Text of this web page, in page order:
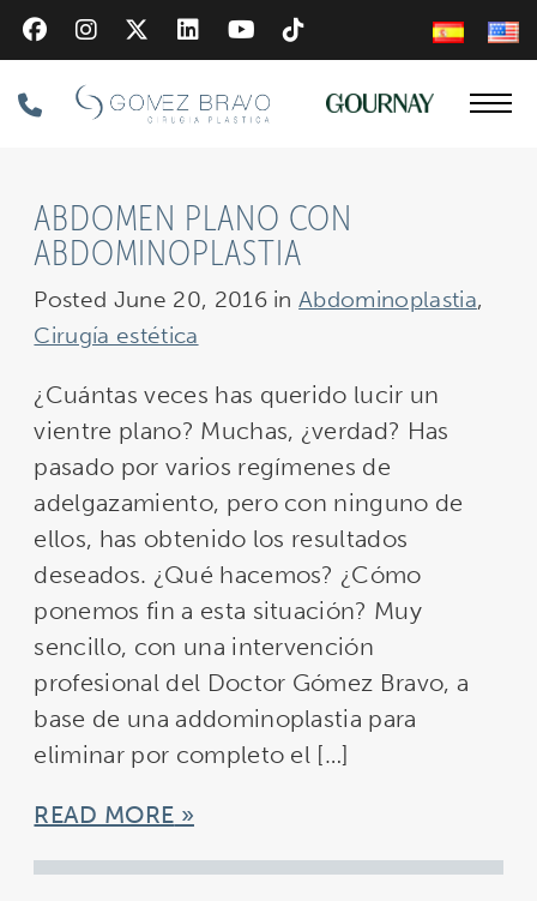
Skip
to
main
content
Phone
ABDOMEN PLANO CON
ABDOMINOPLASTIA
Posted June 20, 2016 inAbdominoplastia,
Cirugía estética
¿Cuántas veces has querido lucir un
vientre plano? Muchas, ¿verdad? Has
pasado por varios regímenes de
adelgazamiento, pero con ninguno de
ellos, has obtenido los resultados
deseados. ¿Qué hacemos? ¿Cómo
ponemos fin a esta situación? Muy
sencillo, con una intervención
profesional del Doctor Gómez Bravo, a
base de una addominoplastia para
eliminar por completo el […]
READ MORE